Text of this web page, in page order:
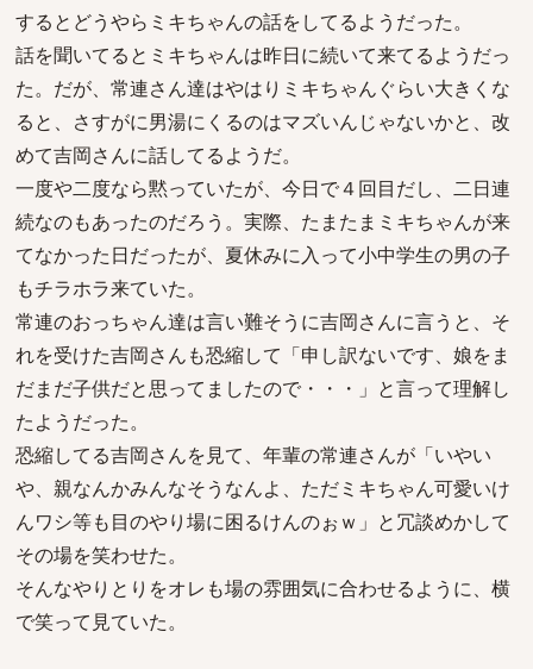
するとどうやらミキちゃんの話をしてるようだった。
話を聞いてるとミキちゃんは昨日に続いて来てるようだっ
た。だが、常連さん達はやはりミキちゃんぐらい大きくな
ると、さすがに男湯にくるのはマズいんじゃないかと、改
めて吉岡さんに話してるようだ。
一度や二度なら黙っていたが、今日で４回目だし、二日連
続なのもあったのだろう。実際、たまたまミキちゃんが来
てなかった日だったが、夏休みに入って小中学生の男の子
もチラホラ来ていた。
常連のおっちゃん達は言い難そうに吉岡さんに言うと、そ
れを受けた吉岡さんも恐縮して「申し訳ないです、娘をま
だまだ子供だと思ってましたので・・・」と言って理解し
たようだった。
恐縮してる吉岡さんを見て、年輩の常連さんが「いやい
や、親なんかみんなそうなんよ、ただミキちゃん可愛いけ
んワシ等も目のやり場に困るけんのぉｗ」と冗談めかして
その場を笑わせた。
そんなやりとりをオレも場の雰囲気に合わせるように、横
で笑って見ていた。